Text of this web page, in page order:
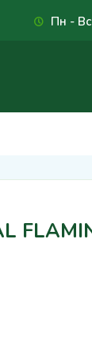
Пн -